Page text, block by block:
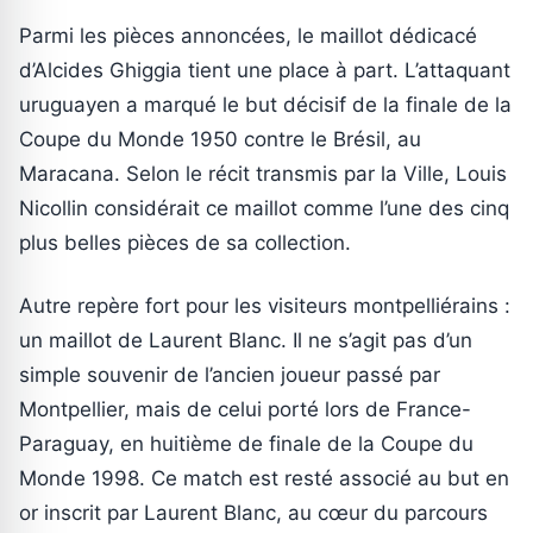
Parmi les pièces annoncées, le maillot dédicacé
d’Alcides Ghiggia tient une place à part. L’attaquant
uruguayen a marqué le but décisif de la finale de la
Coupe du Monde 1950 contre le Brésil, au
Maracana. Selon le récit transmis par la Ville, Louis
Nicollin considérait ce maillot comme l’une des cinq
plus belles pièces de sa collection.
Autre repère fort pour les visiteurs montpelliérains :
un maillot de Laurent Blanc. Il ne s’agit pas d’un
simple souvenir de l’ancien joueur passé par
Montpellier, mais de celui porté lors de France-
Paraguay, en huitième de finale de la Coupe du
Monde 1998. Ce match est resté associé au but en
or inscrit par Laurent Blanc, au cœur du parcours